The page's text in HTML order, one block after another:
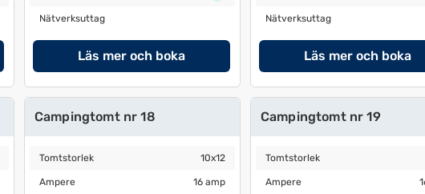
Nätverksuttag
Nätverksuttag
Läs mer och boka
Nätverksuttag
Nätverksuttag
Läs mer och boka
Campingtomt nr 18
Tomtstorlek
Tomtstorlek 10x12
Ampere 16 amp
Ampere 16 amp
Campingtomt nr 19
Tomtstorlek
Tomtstorlek
Ampere 16 amp
Ampere